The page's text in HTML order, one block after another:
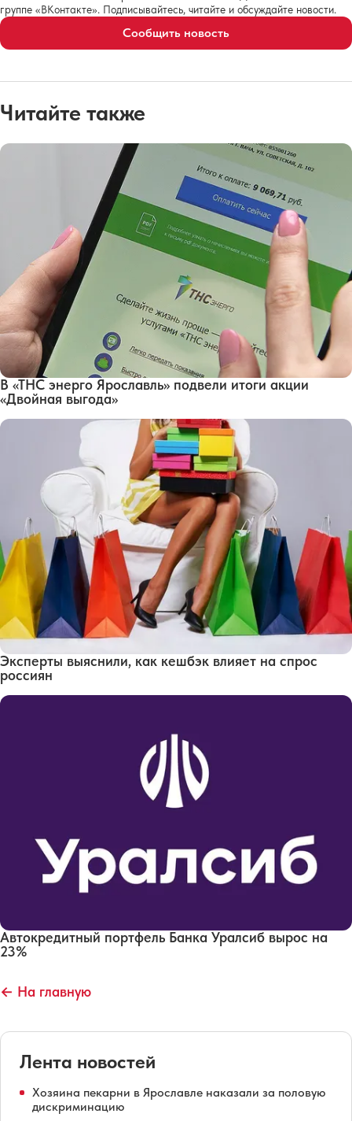
группе «ВКонтакте». Подписывайтесь, читайте и обсуждайте новости.
Сообщить новость
Читайте также
В «ТНС энерго Ярославль» подвели итоги акции
«Двойная выгода»
Эксперты выяснили, как кешбэк влияет на спрос
россиян
Автокредитный портфель Банка Уралсиб вырос на
23%
← На главную
Лента новостей
Хозяина пекарни в Ярославле наказали за половую
дискриминацию